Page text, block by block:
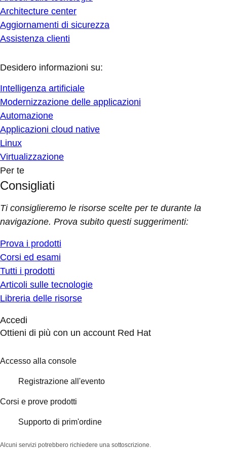
Architecture center
Aggiornamenti di sicurezza
Assistenza clienti
Desidero informazioni su:
Intelligenza artificiale
Modernizzazione delle applicazioni
Automazione
Applicazioni cloud native
Linux
Virtualizzazione
Per te
Consigliati
Ti consiglieremo le risorse scelte per te durante la
navigazione. Prova subito questi suggerimenti:
Prova i prodotti
Corsi ed esami
Tutti i prodotti
Articoli sulle tecnologie
Libreria delle risorse
Accedi
Ottieni di più con un account Red Hat
Accesso alla console
Registrazione all'evento
Corsi e prove prodotti
Supporto di prim'ordine
Alcuni servizi potrebbero richiedere una sottoscrizione.